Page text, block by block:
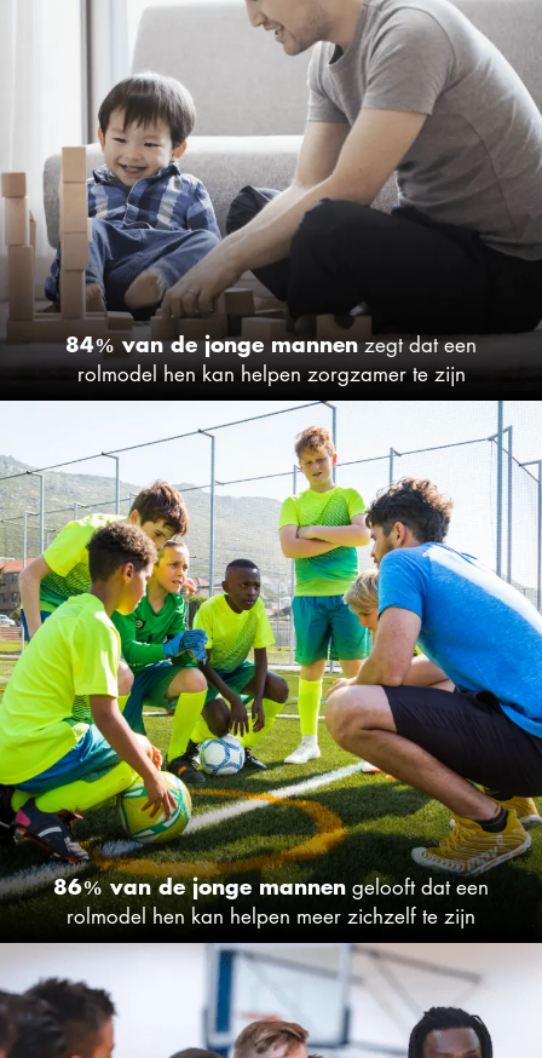
84% van de jonge mannen zegt dat een
rolmodel hen kan helpen zorgzamer te zijn
86% van de jonge mannen gelooft dat een
rolmodel hen kan helpen meer zichzelf te zijn